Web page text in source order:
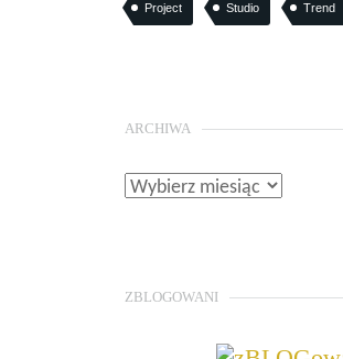
Project Studio Trend
ARCHIWA
ZBLOGOWANI